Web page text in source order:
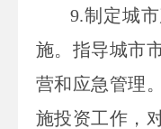
9.制定城
施。指导城市
营和应急管理
施投资工作，